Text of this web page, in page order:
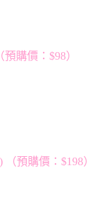
購價：$98）
預購價：$198）